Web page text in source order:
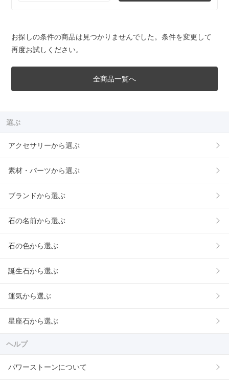
お探しの条件の商品は見つかりませんでした。条件を変更して
再度お試しください。
全商品一覧へ
選ぶ
アクセサリーから選ぶ
素材・パーツから選ぶ
ブランドから選ぶ
石の名前から選ぶ
石の色から選ぶ
誕生石から選ぶ
運気から選ぶ
星座石から選ぶ
ヘルプ
パワーストーンについて